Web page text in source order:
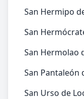
San Hermipo
San
San Hermolao
San Pantaleón
San Urso de